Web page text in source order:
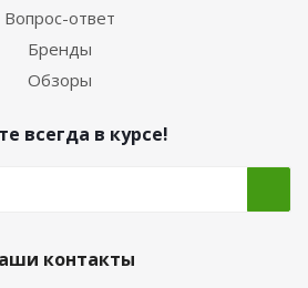
Вопрос-ответ
Бренды
Обзоры
всегда в курсе!
контакты